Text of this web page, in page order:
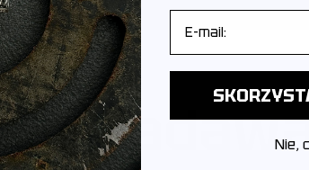
wskazywać
na nowe etapy
blokadę lub
która
W odwróconej
Nie,